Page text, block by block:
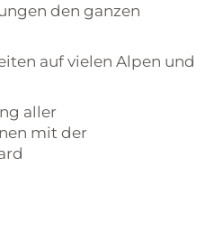
den ganzen
auf vielen Alpen und
aller
mit der